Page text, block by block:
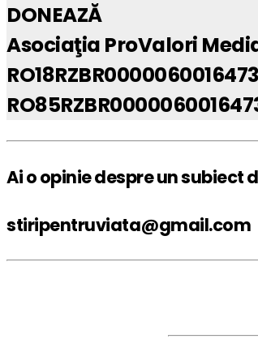
DONEAZĂ
Asociaţia ProValori
Ai o opinie despre un subiect
stiripentruviata@gmail.com